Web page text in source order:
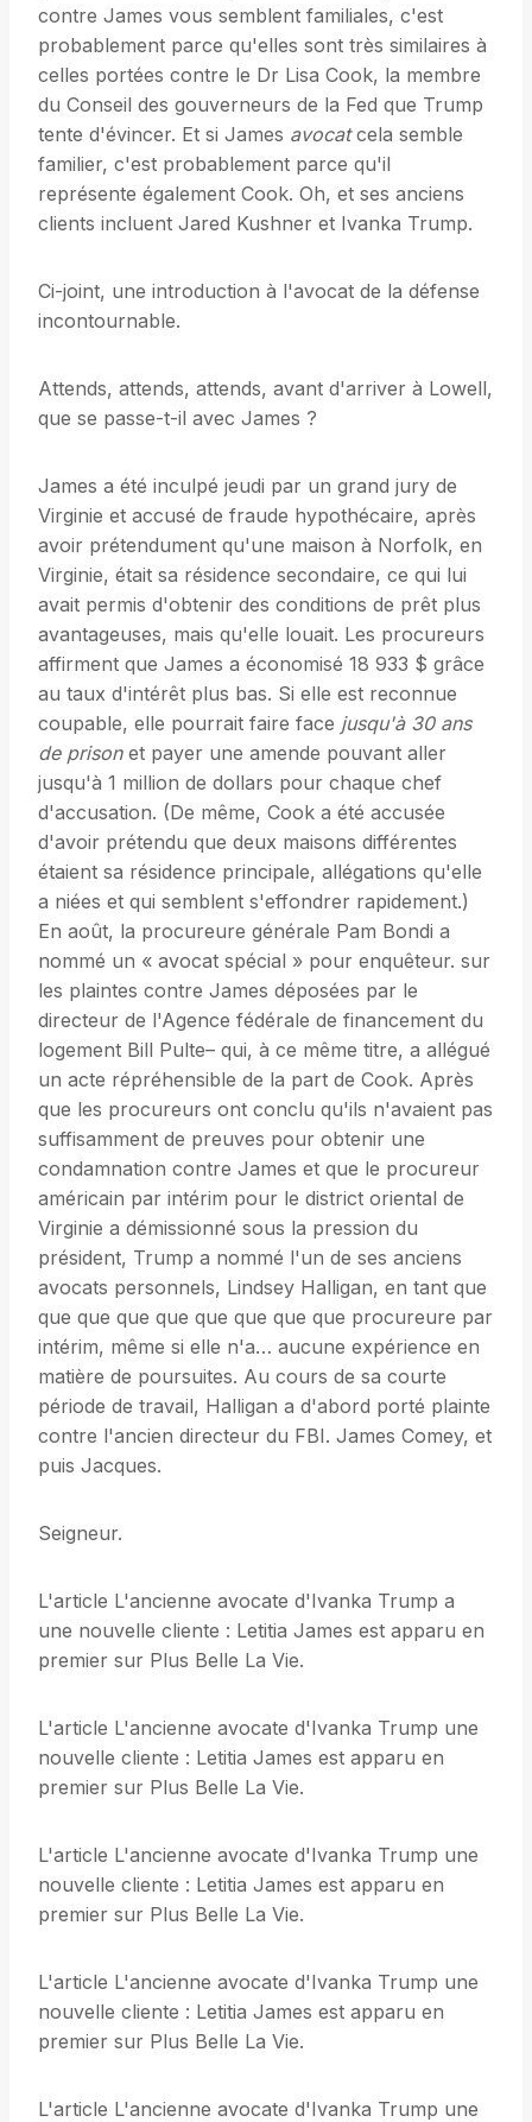
contre James vous semblent familiales, c'est
probablement parce qu'elles sont très similaires à
celles portées contre le Dr Lisa Cook, la membre
du Conseil des gouverneurs de la Fed que Trump
tente d'évincer. Et si James avocatcela semble
familier, c'est probablement parce qu'il
représente également Cook. Oh, et ses anciens
clients incluent Jared Kushner et Ivanka Trump.
Ci-joint, une introduction à l'avocat de la défense
incontournable.
Attends, attends, attends, avant d'arriver à Lowell,
que se passe-t-il avec James ?
James a été inculpé jeudi par un grand jury de
Virginie et accusé de fraude hypothécaire, après
avoir prétendument qu'une maison à Norfolk, en
Virginie, était sa résidence secondaire, ce qui lui
avait permis d'obtenir des conditions de prêt plus
avantageuses, mais qu'elle louait. Les procureurs
affirment que James a économisé 18 933 $ grâce
au taux d'intérêt plus bas. Si elle est reconnue
coupable, elle pourrait faire face jusqu'à 30 ans
de prisonet payer une amende pouvant aller
jusqu'à 1 million de dollars pour chaque chef
d'accusation. (De même, Cook a été accusée
d'avoir prétendu que deux maisons différentes
étaient sa résidence principale, allégations qu'elle
a niées et qui semblent s'effondrer rapidement.)
En août, la procureure générale Pam Bondi a
nommé un « avocat spécial » pour enquêteur. sur
les plaintes contre James déposées par le
directeur de l'Agence fédérale de financement du
logement Bill Pulte– qui, à ce même titre, a allégué
un acte répréhensible de la part de Cook. Après
que les procureurs ont conclu qu'ils n'avaient pas
suffisamment de preuves pour obtenir une
condamnation contre James et que le procureur
américain par intérim pour le district oriental de
Virginie a démissionné sous la pression du
président, Trump a nommé l'un de ses anciens
avocats personnels, Lindsey Halligan, en tant que
que que que que que que que que procureure par
intérim, même si elle n'a… aucune expérience en
matière de poursuites. Au cours de sa courte
période de travail, Halligan a d'abord porté plainte
contre l'ancien directeur du FBI. James Comey, et
puis Jacques.
Seigneur.
L'article L'ancienne avocate d'Ivanka Trump a
une nouvelle cliente : Letitia James est apparu en
premier sur Plus Belle La Vie.
L'article L'ancienne avocate d'Ivanka Trump une
nouvelle cliente : Letitia James est apparu en
premier sur Plus Belle La Vie.
L'article L'ancienne avocate d'Ivanka Trump une
nouvelle cliente : Letitia James est apparu en
premier sur Plus Belle La Vie.
L'article L'ancienne avocate d'Ivanka Trump une
nouvelle cliente : Letitia James est apparu en
premier sur Plus Belle La Vie.
L'article L'ancienne avocate d'Ivanka Trump une